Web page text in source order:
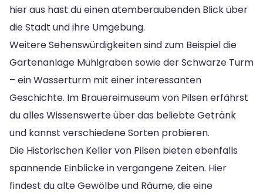
hier aus hast du einen atemberaubenden Blick über
die Stadt und ihre Umgebung.
Weitere Sehenswürdigkeiten sind zum Beispiel die
Gartenanlage Mühlgraben sowie der Schwarze Turm
– ein Wasserturm mit einer interessanten
Geschichte. Im Brauereimuseum von Pilsen erfährst
du alles Wissenswerte über das beliebte Getränk
und kannst verschiedene Sorten probieren.
Die Historischen Keller von Pilsen bieten ebenfalls
spannende Einblicke in vergangene Zeiten. Hier
findest du alte Gewölbe und Räume, die eine